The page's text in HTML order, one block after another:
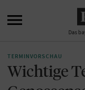

Das
TERMINVORSCHAU
Wichtige